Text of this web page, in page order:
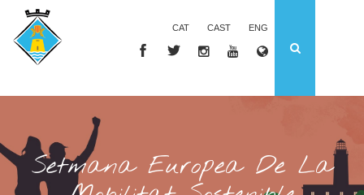
CAT CAST ENG
Setmana Europea De La